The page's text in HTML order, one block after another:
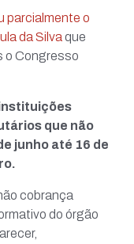
parcialmente o
da Silva que
o Congresso
que não
junho até 16 de
cobrança
do órgão